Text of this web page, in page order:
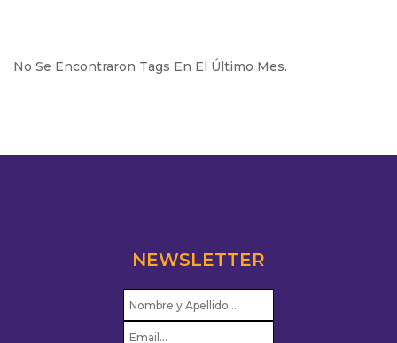
No Se Encontraron Tags En El Último Mes.
NEWSLETTER